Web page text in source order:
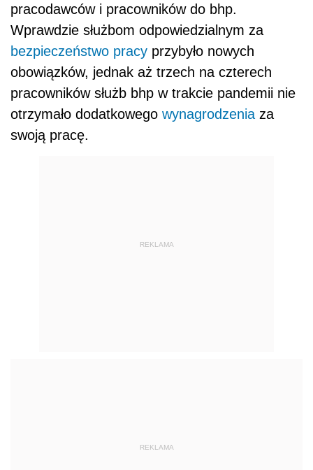
pracodawców i pracowników do bhp.
Wprawdzie służbom odpowiedzialnym za
bezpieczeństwo pracy przybyło nowych
obowiązków, jednak aż trzech na czterech
pracowników służb bhp w trakcie pandemii nie
otrzymało dodatkowego wynagrodzenia za
swoją pracę.
REKLAMA
REKLAMA